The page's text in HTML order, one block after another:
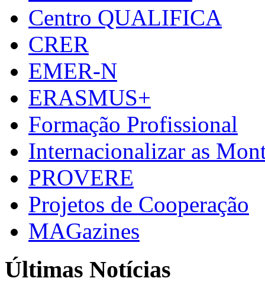
Centro QUALIFICA
CRER
EMER-N
ERASMUS+
Formação Profissional
Internacionalizar as
PROVERE
Projetos de Cooperação
MAGazines
Últimas Notícias